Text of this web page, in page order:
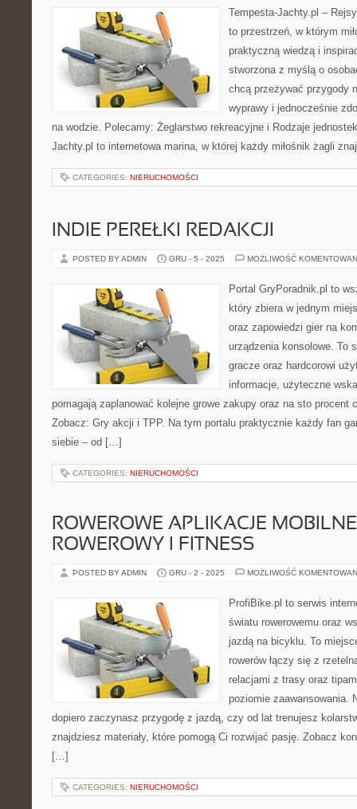
Tempesta-Jachty.pl –
to przestrzeń, w którym
praktyczną wiedzą i
stworzona z myślą o
chcą przeżywać przygody
wyprawy i jednocześnie
na wodzie. Polecamy: Żeglarstwo rekreacyjne i Rodzaje
Jachty.pl to internetowa marina, w której każdy miłośnik żagli
CATEGORIES: NIERUCHOMOŚCI
INDIE PEREŁKI REDAKCJI
POSTED BY ADMIN GRU - 5 - 2025 MOŻLIWOŚĆ
Portal GryPoradnik.pl to
który zbiera w jednym
oraz zapowiedzi gier na
urządzenia konsolowe. To
gracze oraz hardcorowi
informacje, użyteczne
pomagają zaplanować kolejne growe zakupy oraz na sto procent
Zobacz: Gry akcji i TPP. Na tym portalu praktycznie każdy fan
siebie – od […]
CATEGORIES: NIERUCHOMOŚCI
ROWEROWE APLIKACJE
ROWEROWY I FITNESS
POSTED BY ADMIN GRU - 2 - 2025 MOŻLIWOŚĆ
ProfiBike.pl to serwis
światu rowerowemu oraz
jazdą na bicyklu. To
rowerów łączy się z
relacjami z trasy oraz
poziomie zaawansowania.
dopiero zaczynasz przygodę z jazdą, czy od lat trenujesz
znajdziesz materiały, które pomogą Ci rozwijać pasję. Zobacz
[…]
CATEGORIES: NIERUCHOMOŚCI